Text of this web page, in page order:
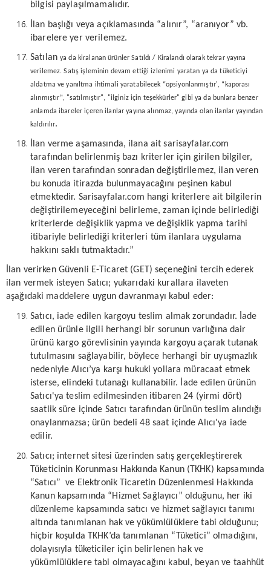
bilgisi paylaşılmamalıdır.
İlan başlığı veya açıklamasında “alınır”, “aranıyor” vb.
ibarelere yer verilemez.
Satılanya da kiralanan ürünler Satıldı / Kiralandı olarak tekrar yayına
verilemez. Satış işleminin devam ettiği izlenimi yaratan ya da tüketiciyi
aldatma ve yanıltma ihtimali yaratabilecek “opsiyonlanmıştır', “kaporası
alınmıştır”, "satılmıştır", "ilginiz için teşekkürler" gibi ya da bunlara benzer
anlamda ibareler içeren ilanlar yayına alınmaz, yayında olan ilanlar yayından
kaldırılır.
İlan verme aşamasında, ilana ait sarisayfalar.com
tarafından belirlenmiş bazı kriterler için girilen bilgiler,
ilan veren tarafından sonradan değiştirilemez, ilan veren
bu konuda itirazda bulunmayacağını peşinen kabul
etmektedir. Sarisayfalar.com hangi kriterlere ait bilgilerin
değiştirilemeyeceğini belirleme, zaman içinde belirlediği
kriterlerde değişiklik yapma ve değişiklik yapma tarihi
itibariyle belirlediği kriterleri tüm ilanlara uygulama
hakkını saklı tutmaktadır.”
İlan verirken Güvenli E-Ticaret (GET) seçeneğini tercih ederek
ilan vermek isteyen Satıcı; yukarıdaki kurallara ilaveten
aşağıdaki maddelere uygun davranmayı kabul eder:
Satıcı, iade edilen kargoyu teslim almak zorundadır. İade
edilen ürünle ilgili herhangi bir sorunun varlığına dair
ürünü kargo görevlisinin yayında kargoyu açarak tutanak
tutulmasını sağlayabilir, böylece herhangi bir uyuşmazlık
nedeniyle Alıcı’ya karşı hukuki yollara müracaat etmek
isterse, elindeki tutanağı kullanabilir. İade edilen ürünün
Satıcı'ya teslim edilmesinden itibaren 24 (yirmi dört)
saatlik süre içinde Satıcı tarafından ürünün teslim alındığı
onaylanmazsa; ürün bedeli 48 saat içinde Alıcı'ya iade
edilir.
Satıcı; internet sitesi üzerinden satış gerçekleştirerek
Tüketicinin Korunması Hakkında Kanun (TKHK) kapsamında
“Satıcı” ve Elektronik Ticaretin Düzenlenmesi Hakkında
Kanun kapsamında “Hizmet Sağlayıcı” olduğunu, her iki
düzenleme kapsamında satıcı ve hizmet sağlayıcı tanımı
altında tanımlanan hak ve yükümlülüklere tabi olduğunu;
hiçbir koşulda TKHK’da tanımlanan “Tüketici” olmadığını,
dolayısıyla tüketiciler için belirlenen hak ve
yükümlülüklere tabi olmayacağını kabul, beyan ve taahhüt